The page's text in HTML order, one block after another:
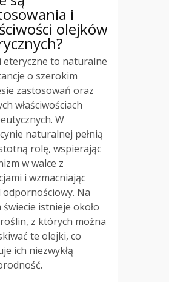
i
olejków
eteryczne to naturalne
o szerokim
zastosowań oraz
właściwościach
W
naturalnej pełnią
rolę, wspierając
w walce z
i wzmacniając
odpornościowy. Na
świecie istnieje około
z których można
te olejki, co
ich niezwykłą